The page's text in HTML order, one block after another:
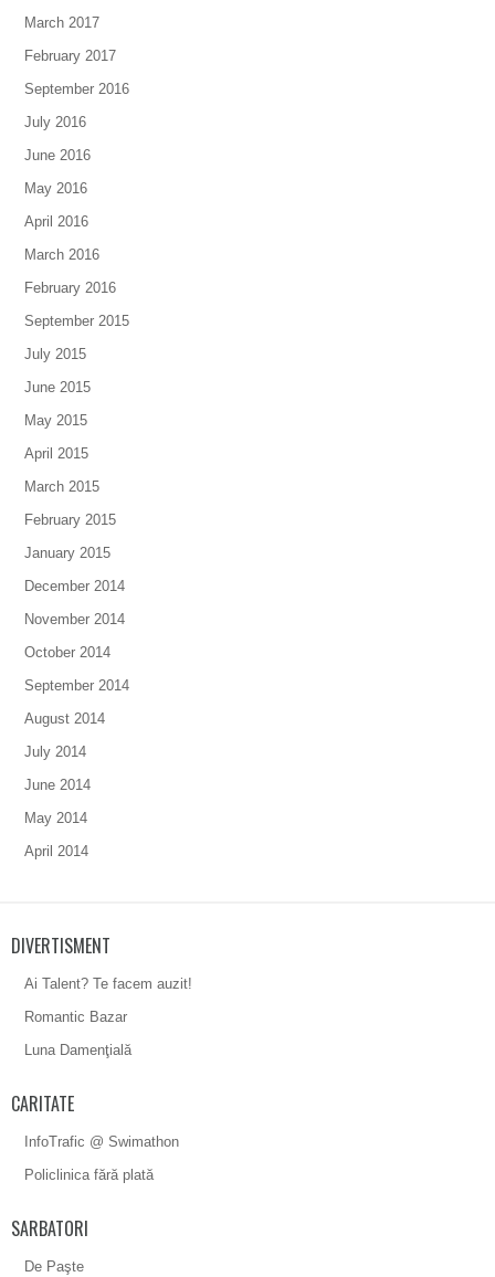
March 2017
February 2017
September 2016
July 2016
June 2016
May 2016
April 2016
March 2016
February 2016
September 2015
July 2015
June 2015
May 2015
April 2015
March 2015
February 2015
January 2015
December 2014
November 2014
October 2014
September 2014
August 2014
July 2014
June 2014
May 2014
April 2014
DIVERTISMENT
Ai Talent? Te facem auzit!
Romantic Bazar
Luna Damenţială
CARITATE
InfoTrafic @ Swimathon
Policlinica fără plată
SARBATORI
De Paşte